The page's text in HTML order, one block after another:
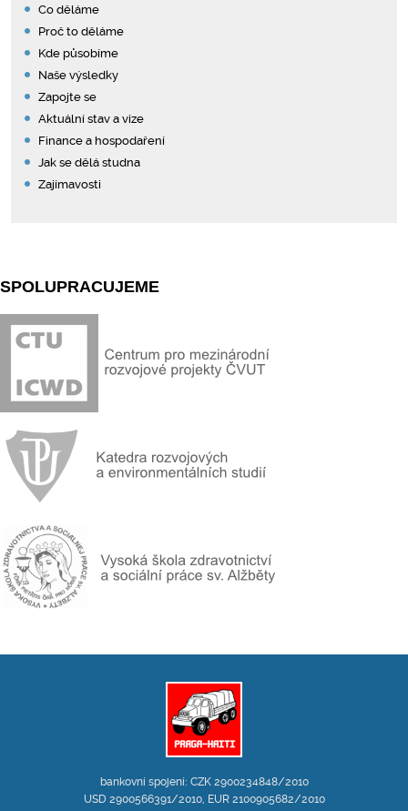
Co děláme
Proč to děláme
Kde působíme
Naše výsledky
Zapojte se
Aktuální stav a vize
Finance a hospodaření
Jak se dělá studna
Zajímavosti
SPOLUPRACUJEME
bankovní spojení: CZK 2900234848/2010
USD 2900566391/2010, EUR 2100905682/2010